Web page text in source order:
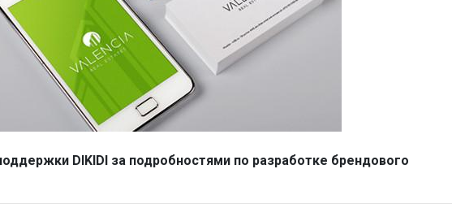
DIKIDI за подробностями по разработке брендового